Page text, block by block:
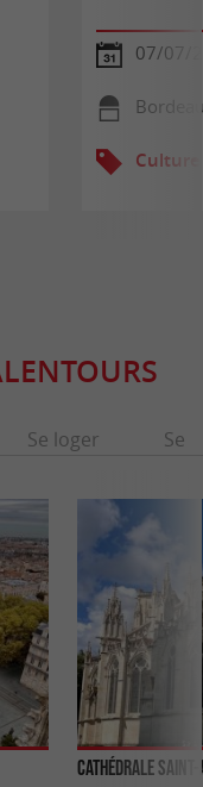
07/07/
Culture
Se loger Se
Cathédrale